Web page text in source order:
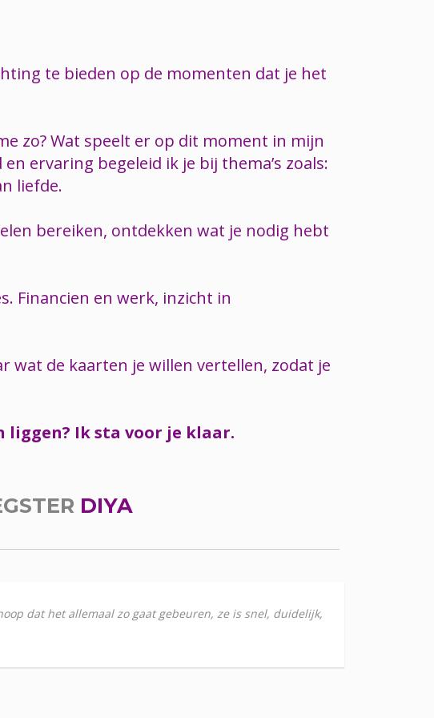
te bieden op de momenten dat je het
zo? Wat speelt er op dit moment in mijn
ervaring begeleid ik je bij thema’s zoals:
liefde.
bereiken, ontdekken wat je nodig hebt
Financien en werk, inzicht in
wat de kaarten je willen vertellen, zodat je
liggen? Ik sta voor je klaar.
DIYA
dat het allemaal zo gaat gebeuren, ze is snel, duidelijk,